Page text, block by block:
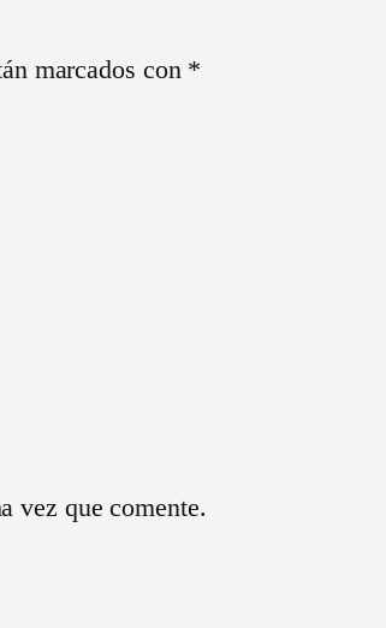
marcados con *
vez que comente.